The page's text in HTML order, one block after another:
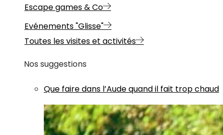
Escape games & Co
Evénements "Glisse"
Toutes les visites et activités
Nos suggestions
Que faire dans l’Aude quand il fait trop chaud